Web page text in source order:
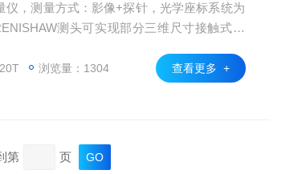
，测量方式：影像+探针，光学座标系统为
测头可实现部分三维尺寸接触式测
浏览量：1304 查看更多 +
第 页